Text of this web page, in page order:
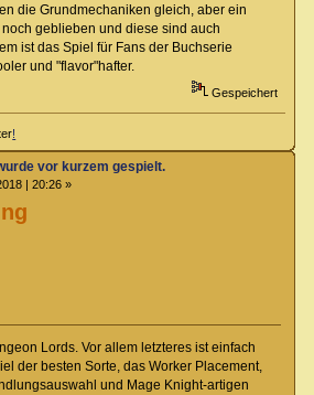
die Grundmechaniken gleich, aber ein
geblieben und diese sind auch
ist das Spiel für Fans der Buchserie
und "flavor"hafter.
Gespeichert
!
vor kurzem gespielt.
| 20:26 »
Lords. Vor allem letzteres ist einfach
der besten Sorte, das Worker Placement,
und Mage Knight-artigen